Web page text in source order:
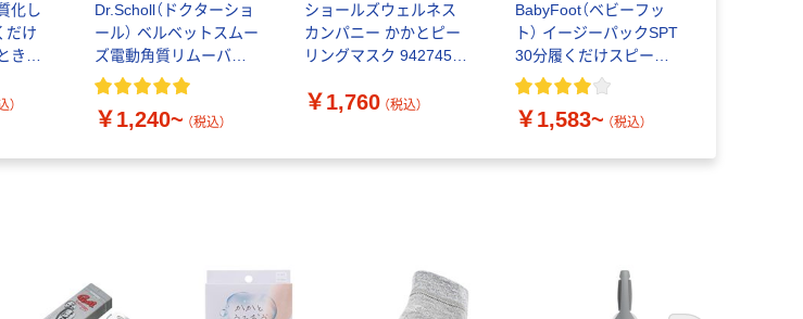
化し
だけ
きの
）
Dr.Scholl（ドクターショ
ール） ベルベットスムー
ズ電動角質リムーバー
ショールズウェルネス
￥1,240~ （税込）
ショールズウェルネス
カンパニー かかとピー
リングマスク 942745 1
￥1,760 （税込）
BabyFoot（ベビーフッ
ト） イージーパックSPT
30分履くだけスピード
タイプ リベルタ
￥1,583~ （税込）